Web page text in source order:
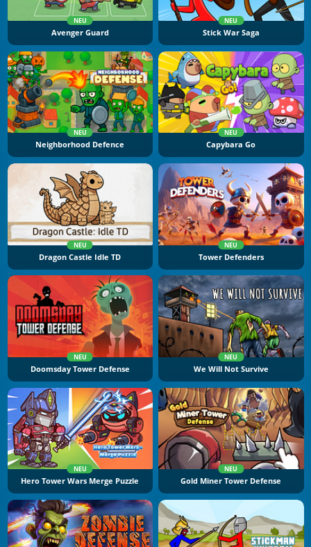
NEU
Avenger Guard
NEU
Stick War Saga
NEU
Neighborhood Defence
NEU
Capybara Go
NEU
Dragon Castle Idle TD
NEU
Tower Defenders
NEU
Doomsday Tower Defense
NEU
We Will Not Survive
NEU
Hero Tower Wars Merge Puzzle
NEU
Gold Miner Tower Defense